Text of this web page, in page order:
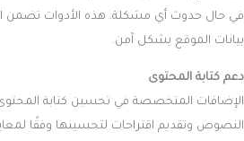
في حال حدوث أي مشكلة. هذه الأدوات تضمن
بيانات الموقع بشكل آمن.
دعم كتابة المحتوى
الإضافات المتخصصة في تحسين كتابة